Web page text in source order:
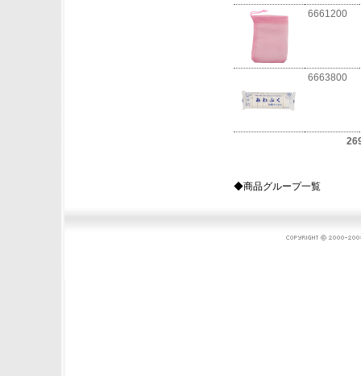
6661200
6663800
◆商品グループ一覧